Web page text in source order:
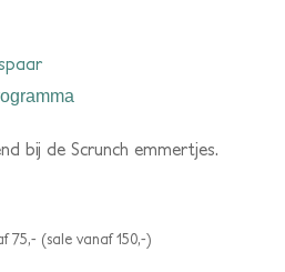
bij de Scrunch emmertjes.
75,- (sale vanaf 150,-)